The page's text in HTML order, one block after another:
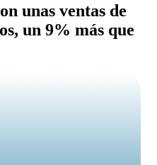
unas ventas de
un 9% más que